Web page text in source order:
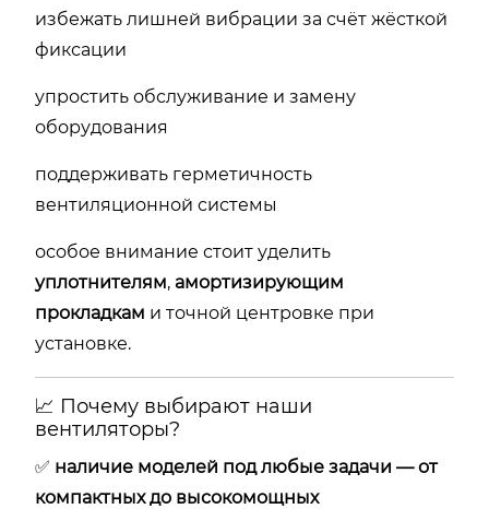
избежать лишней вибрации за счёт жёсткой
фиксации
упростить обслуживание и замену
оборудования
поддерживать герметичность
вентиляционной системы
особое внимание стоит уделить
уплотнителям, амортизирующим
прокладкам и точной центровке при
установке.
📈 Почему выбирают наши
вентиляторы?
✅ наличие моделей под любые задачи — от
компактных до высокомощных